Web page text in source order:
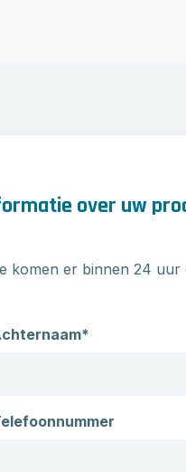
over uw
komen er binnen 24 uur